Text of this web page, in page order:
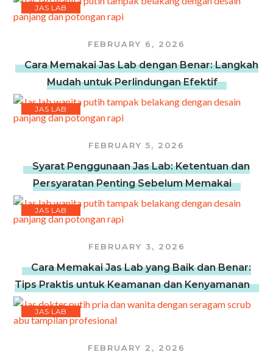
JAS LAB
FEBRUARY 6, 2026
Cara Memakai Jas Lab dengan Benar: Langkah
Mudah untuk Perlindungan Efektif
JAS LAB
FEBRUARY 5, 2026
Syarat Penggunaan Jas Lab: Ketentuan dan
Persyaratan Penting Sebelum Memakai
JAS LAB
FEBRUARY 3, 2026
Cara Memakai Jas Lab yang Baik dan Benar:
Tips Praktis untuk Keamanan dan Kenyamanan
JAS LAB
FEBRUARY 2, 2026